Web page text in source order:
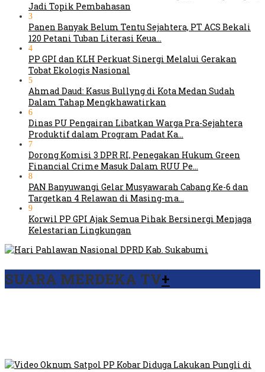
Jadi Topik Pembahasan
3
Panen Banyak Belum Tentu Sejahtera, PT ACS Bekali
120 Petani Tuban Literasi Keua…
4
PP GPI dan KLH Perkuat Sinergi Melalui Gerakan
Tobat Ekologis Nasional
5
Ahmad Daud: Kasus Bullyng di Kota Medan Sudah
Dalam Tahap Mengkhawatirkan
6
Dinas PU Pengairan Libatkan Warga Pra-Sejahtera
Produktif dalam Program Padat Ka…
7
Dorong Komisi 3 DPR RI, Penegakan Hukum Green
Financial Crime Masuk Dalam RUU Pe…
8
PAN Banyuwangi Gelar Musyawarah Cabang Ke-6 dan
Targetkan 4 Relawan di Masing-ma…
9
Korwil PP GPI Ajak Semua Pihak Bersinergi Menjaga
Kelestarian Lingkungan
SUARA MERDEKA TV+